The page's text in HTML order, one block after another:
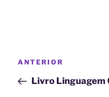
e
r
Navegação
artigos
Conteúdo
anterior
ANTERIOR
Livro Linguagem